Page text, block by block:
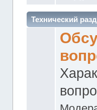
Технический